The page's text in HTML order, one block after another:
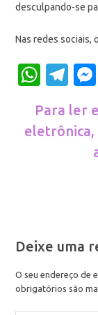
desculpando-se
Nas redes sociais,
Para ler
eletrônica,
Deixe uma
O seu endereço de
obrigatórios são